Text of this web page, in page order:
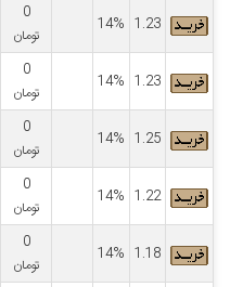
1.23
14%
0
تومان
1.23
14%
0
تومان
1.25
14%
0
تومان
1.22
14%
0
تومان
1.18
14%
0
تومان